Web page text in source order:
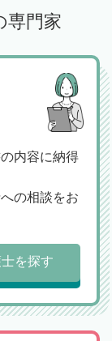
専門家
内容に納得
の相談をお
を探す